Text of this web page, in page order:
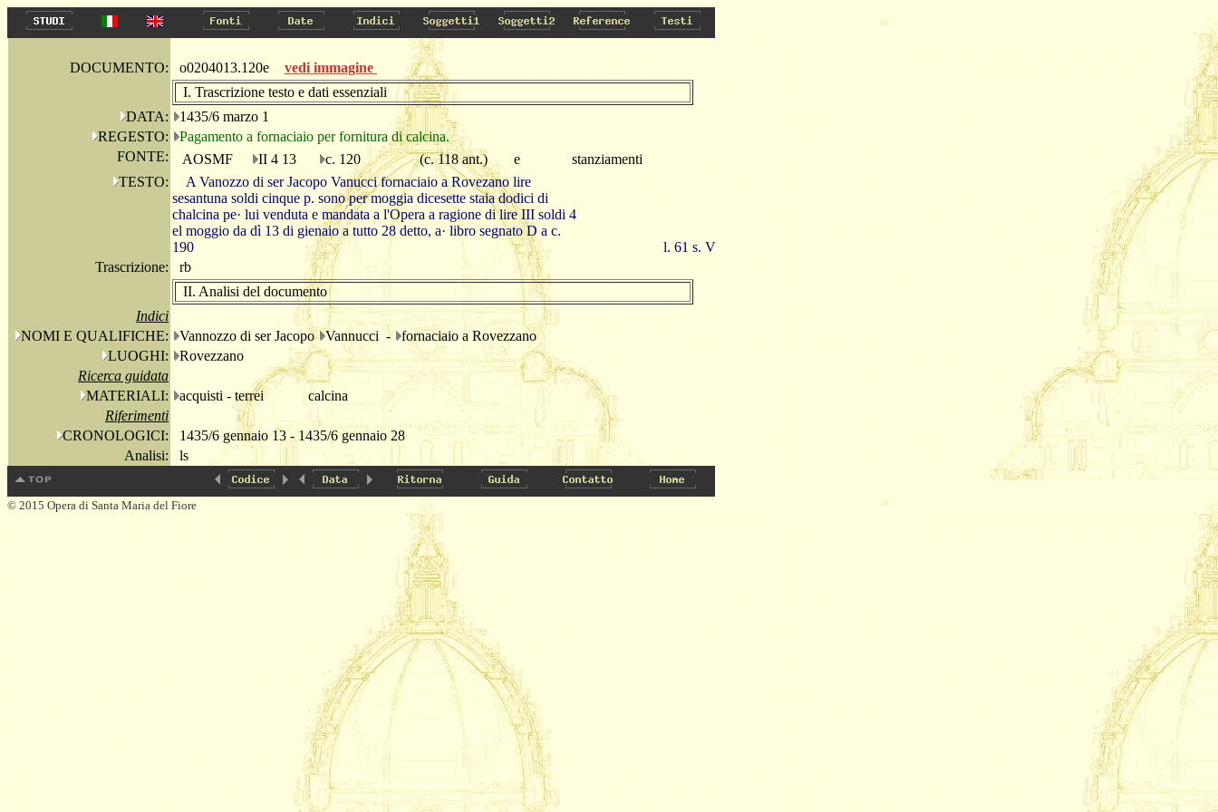
DOCUMENTO: o0204013.120e
vedi immagine
I. Trascrizione testo e dati essenziali
DATA:
1435/6 marzo 1
REGESTO:
Pagamento a fornaciaio per fornitura di calcina.
FONTE:
AOSMF II 4 13 c. 120 (c. 118 ant.) e
stanziamenti
TESTO:
A Vanozzo di ser Jacopo Vanucci fornaciaio a Rovezano lire
sesantuna soldi cinque p. sono per moggia dicesette staia dodici di
chalcina pe· lui venduta e mandata a l'Opera a ragione di lire III soldi 4
el moggio da dì 13 di gienaio a tutto 28 detto, a· libro segnato D a c.
190
l. 61 s. V
Trascrizione:
rb
II. Analisi del documento
Indici
NOMI E QUALIFICHE:
Vannozzo di ser Jacopo Vannucci -
fornaciaio a Rovezzano
LUOGHI:
Rovezzano
Ricerca guidata
MATERIALI:
acquisti - terrei
calcina
Riferimenti
CRONOLOGICI:
1435/6 gennaio 13 - 1435/6 gennaio 28
Analisi:
ls
© 2015 Opera di Santa Maria del Fiore